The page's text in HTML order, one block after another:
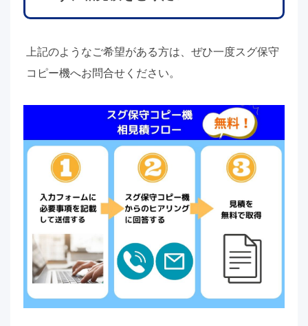
上記のようなご希望がある方は、ぜひ一度スグ保守
コピー機へお問合せください。